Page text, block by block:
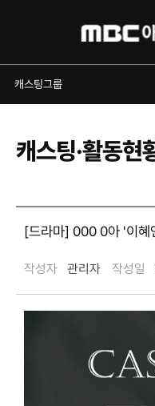
캐스팅그룹
캐스팅·활동현
[드라마] 000 0아 '이혜
작성자 관리자 작성일